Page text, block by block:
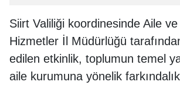
Siirt Valiliği koordinesinde Aile ve
Hizmetler İl Müdürlüğü
edilen etkinlik, toplumun temel
aile kurumuna yönelik